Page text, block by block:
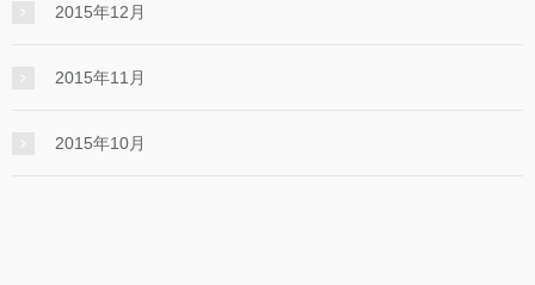
2015年12月
2015年11月
2015年10月